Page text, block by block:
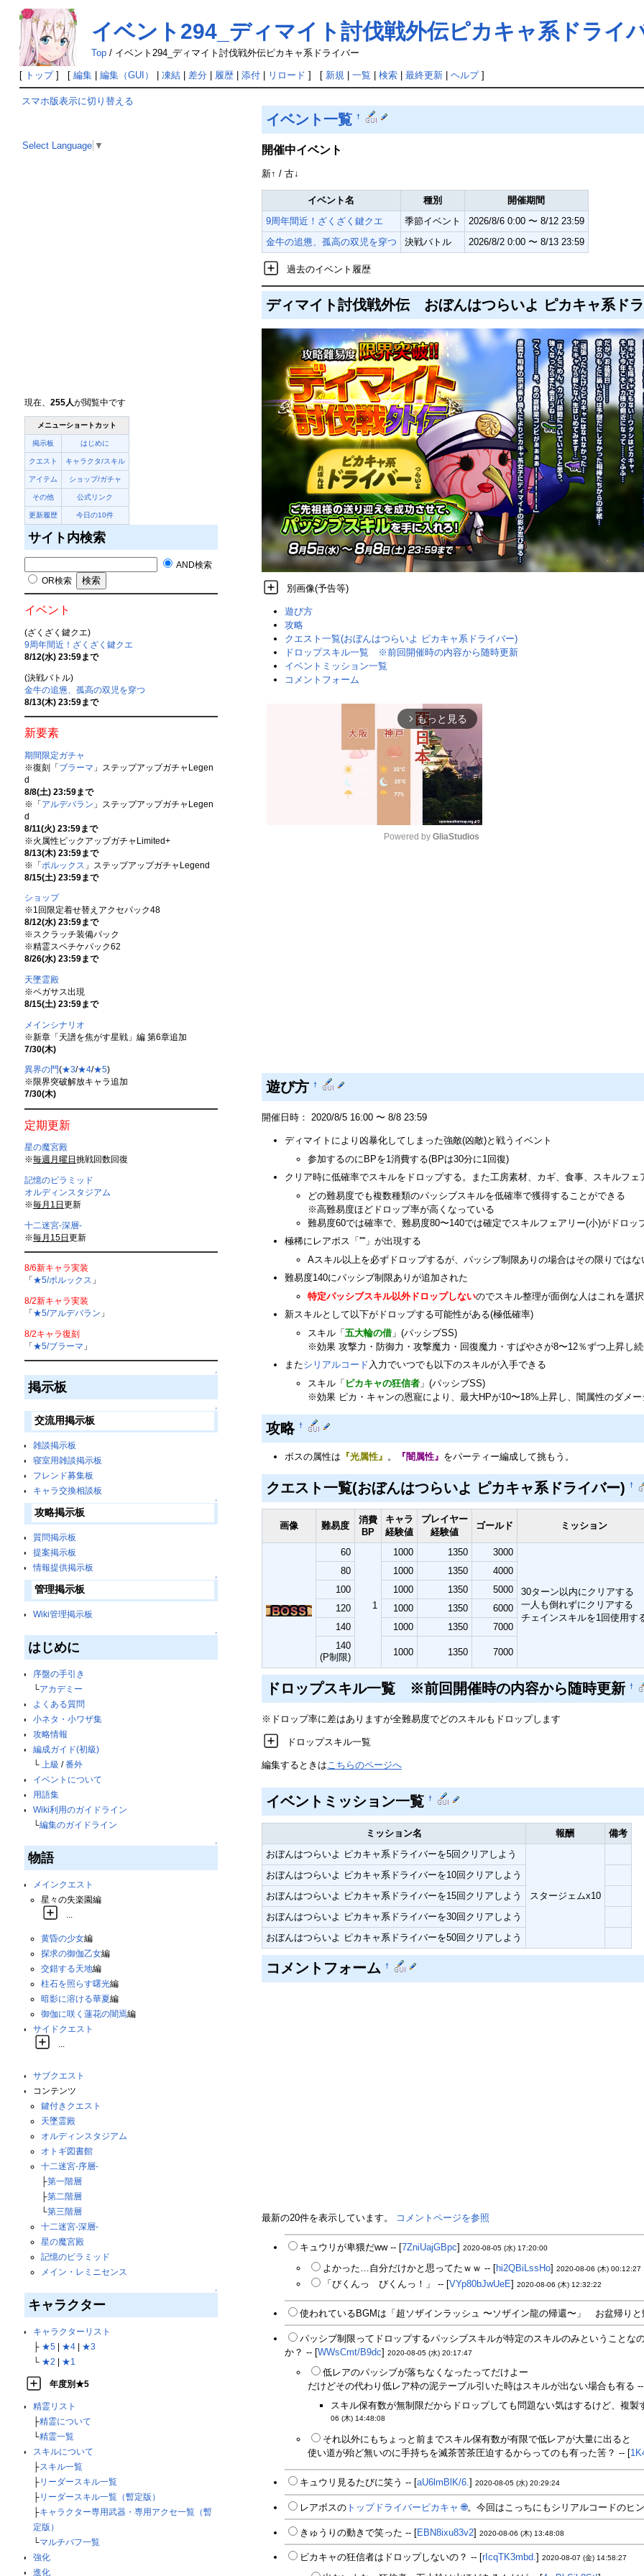
イベント294_ディマイト討伐戦外伝ピカキャ系ドライ
Top/ イベント294_ディマイト討伐戦外伝ピカキャ系ドライバー
[ トップ] [ 編集| 編集（GUI） 凍結| 差分| 履歴| 添付| リロード ] [ 新規| 一覧 検索| 最終更新| ヘルプ]
スマホ版表示に切り替える
Select Language ▼
現在、 255人が閲覧中です
メニューショートカット
掲示板 はじめに
クエスト キャラクタ/スキル
アイテム ショップ/ガチャ
その他 公式リンク
更新履歴 今日の10件
サイト内検索
AND検索
OR検索
イベント
(ざくざく鍵クエ)
9周年間近！ざくざく鍵クエ
8/12(水) 23:59まで
(決戦バトル)
金牛の追憊、孤高の双児を穿つ
8/13(木) 23:59まで
新要素
期間限定ガチャ
※復刻「ブラーマ 」ステップアップガチャLegen
d
8/8(土) 23:59まで
※「アルデバラン 」ステップアップガチャLegen
d
8/11(火) 23:59まで
※火属性ピックアップガチャLimited+
8/13(木) 23:59まで
※「ポルックス 」ステップアップガチャLegend
8/15(土) 23:59まで
ショップ
※1回限定着せ替えアクセパック48
8/12(水) 23:59まで
※スクラッチ装備パック
※精霊スペチケパック62
8/26(水) 23:59まで
天墜霊殿
※ペガサス出現
8/15(土) 23:59まで
メインシナリオ
※新章「天譜を焦がす星戦」編 第6章追加
7/30(木)
異界の門(★3/★4/★5)
※限界突破解放キャラ追加
7/30(木)
定期更新
星の魔宮殿
※毎週月曜日 挑戦回数回復
記憶のピラミッド
オルディンスタジアム
※毎月1日 更新
十二迷宮-深層-
※毎月15日更新
8/6新キャラ実装
「 ★5/ポルックス 」
8/2新キャラ実装
「★5/アルデバラン 」
8/2キャラ復刻
「★5/ブラーマ 」
↑
掲示板
↑
交流用掲示板
雑談掲示板
寝室用雑談掲示板
フレンド募集板
キャラ交換相談板
↑
攻略掲示板
質問掲示板
提案掲示板
情報提供掲示板
↑
管理掲示板
Wiki管理掲示板
↑
はじめに
序盤の手引き
└アカデミー
よくある質問
小ネタ・小ワザ集
攻略情報
編成ガイド(初級)
└
上級 /番外
イベントについて
用語集
Wiki利用のガイドライン
└編集のガイドライン
↑
物語
メインクエスト
星々の失楽園編
黄昏の少女編
探求の御伽乙女編
交錯する天地編
柱石を照らす曙光編
暗影に溶ける華夏編
御伽に咲く蓮花の闇焉編
サイドクエスト
サブクエスト
コンテンツ
鍵付きクエスト
天墜霊殿
オルディンスタジアム
オトギ図書館
十二迷宮-序層-
├第一階層
├第二階層
└第三階層
十二迷宮-深層-
星の魔宮殿
記憶のピラミッド
メイン・レミニセンス
↑
キャラクター
キャラクターリスト
├ ★5| ★4|
★3
└ ★2 ★1
年度別★5
精霊リスト
├精霊について
└精霊一覧
スキルについて
├スキル一覧
├リーダースキル一覧
├リーダースキル一覧（暫定版）
├キャラクター専用武器・専用アクセ一覧（暫
定版）
└マルチバフ一覧
強化
進化
イベント一覧 †
開催中イベント
新↑ / 古↓
イベント名 種別
開催期間
9周年間近！ざくざく鍵クエ
季節イベント
2026/8/6 0:00 〜 8/12 23:59
金牛の追憊、孤高の双児を穿つ
決戦バトル 2026/8/2 0:00 〜 8/13 23:59
過去のイベント履歴
ディマイト討伐戦外伝 おぼんはつらいよ ピカキャ系ド
別画像(予告等)
遊び方
攻略
クエスト一覧(おぼんはつらいよ ピカキャ系ドライバー)
ドロップスキル一覧 ※前回開催時の内容から随時更新
イベントミッション一覧
コメントフォーム
arrow_forward_ios もっと見る
Powered by GliaStudios
遊び方 †
開催日時： 2020/8/5 16:00 〜 8/8 23:59
ディマイトにより凶暴化してしまった強敵(凶敵)と戦うイベント
参加するのにBPを1消費する(BPは30分に1回復)
クリア時に低確率でスキルをドロップする。また工房素材、カギ、食事、スキルフェ
どの難易度でも複数種類のパッシブスキルを低確率で獲得することができる
※高難易度ほどドロップ率が高くなっている
難易度60では確率で、難易度80〜140では確定でスキルフェアリー(小)がドロッ
極稀にレアボス「''''」が出現する
Aスキル以上を必ずドロップするが、パッシブ制限ありの場合はその限りではな
難易度140にパッシブ制限ありが追加された
特定パッシブスキル以外ドロップしないのでスキル整理が面倒な人はこれを選
新スキルとして以下がドロップする可能性がある(極低確率)
スキル「五大輪の借」(パッシブSS)
※効果 攻撃力・防御力・攻撃魔力・回復魔力・すばやさが8〜12％ずつ上昇し続
またシリアルコード 入力でいつでも以下のスキルが入手できる
スキル「 ピカキャの狂信者」(パッシブSS)
※効果 ピカ・キャンの恩寵により、最大HPが10〜18%上昇し、闇属性のダメ
攻略 †
ボスの属性は 『光属性』 。 『闇属性』 をパーティー編成して挑もう。
クエスト一覧(おぼんはつらいよ ピカキャ系ドライバー) †
画像 難易度
消費
BP
キャラ
経験値
プレイヤー
経験値
ゴールド ミッション
60
1
1000 1350 3000
30ターン以内にクリアする
一人も倒れずにクリアする
チェインスキルを1回使用す
80 1000 1350
4000
100
1000 1350
5000
120
1000 1350
6000
140
1000 1350
7000
140
(P制限)
1000 1350 7000
ドロップスキル一覧 ※前回開催時の内容から随時更新 †
※ドロップ率に差はありますが全難易度でどのスキルもドロップします
ドロップスキル一覧
編集するときはこちらのページへ
イベントミッション一覧 †
ミッション名 報酬
備考
おぼんはつらいよ ピカキャ系ドライバーを5回クリアしよう
スタージェムx10
おぼんはつらいよ ピカキャ系ドライバーを10回クリアしよう
おぼんはつらいよ ピカキャ系ドライバーを15回クリアしよう
おぼんはつらいよ ピカキャ系ドライバーを30回クリアしよう
おぼんはつらいよ ピカキャ系ドライバーを50回クリアしよう
コメントフォーム †
最新の20件を表示しています。 コメントページを参照
キュウリが卑猥だww -- [7ZniUajGBpc] 2020-08-05 (水) 17:20:00
よかった…自分だけかと思ってたｗｗ -- [hi2QBiLssHo] 2020-08-06 (木) 00:12:27
「びくんっ びくんっ！」 -- [VYp80bJwUeE] 2020-08-06 (木) 12:32:22
使われているBGMは「超ソザインラッシュ 〜ソザイン龍の帰還〜」 お盆帰り
パッシブ制限ってドロップするパッシブスキルが特定のスキルのみということ
か？ -- [WWsCmt/B9dc] 2020-08-05 (水) 20:17:47
低レアのパッシブが落ちなくなったってだけよー
だけどその代わり低レア枠の泥テーブル引いた時はスキルが出ない場合も有る
スキル保有数が無制限だからドロップしても問題ない気はするけど、複
06 (木) 14:48:08
それ以外にもちょっと前までスキル保有数が有限で低レアが大量に出ると
使い道が殆ど無いのに手持ちを滅茶苦茶圧迫するからってのも有った筈？ -- [
キュウリ見るたびに笑う -- [aU6lmBlK/6.] 2020-08-05 (水) 20:29:24
レアボスのトップドライバーピカキャ 🌐。今回はこっちにもシリアルコードのヒ
きゅうりの動きで笑った -- [EBN8ixu83v2] 2020-08-06 (木) 13:48:08
ピカキャの狂信者はドロップしないの？ -- [rIcqTK3mbd.] 2020-08-07 (金) 14:58:27